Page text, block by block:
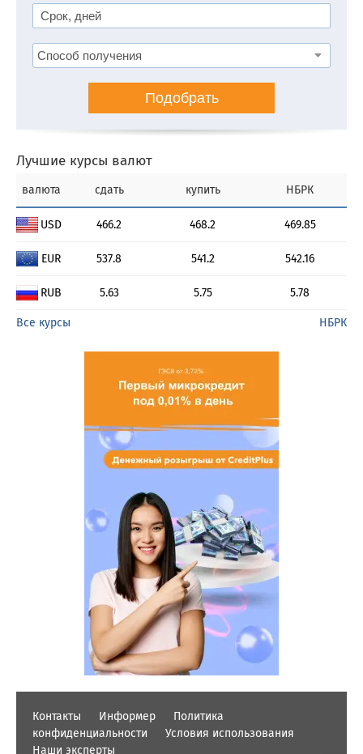
Подобрать
Лучшие курсы валют
валюта сдать купить НБРК
USD 466.2 468.2 469.85
EUR 537.8 541.2 542.16
RUB 5.63 5.75 5.78
Все курсы НБРК
Контакты Информер
Политика
конфиденциальности
Условия использования
Наши эксперты